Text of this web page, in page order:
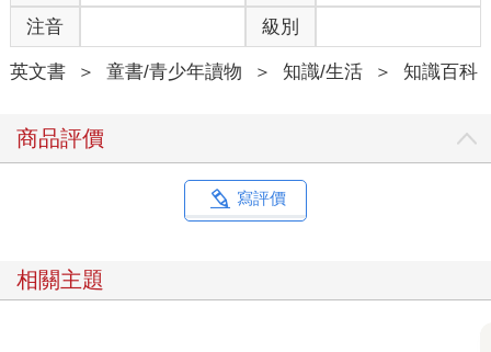
注音 級別
英文書 ＞ 童書/青少年讀物 ＞ 知識/生活 ＞ 知識百科
商品評價
寫評價
相關主題